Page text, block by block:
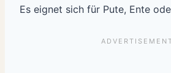
Es eignet sich für Pute, Ente